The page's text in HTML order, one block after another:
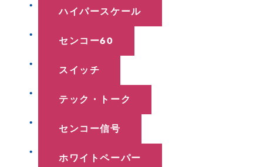
ハイパースケール
センコー60
スイッチ
テック・トーク
センコー信号
ホワイトペーパー